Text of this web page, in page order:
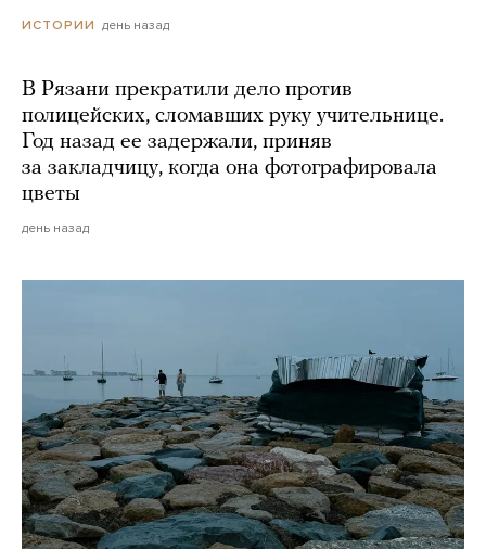
ИСТОРИИ день назад
В Рязани прекратили дело против
полицейских, сломавших руку учительнице.
Год назад ее задержали, приняв
за закладчицу, когда она фотографировала
цветы
день назад